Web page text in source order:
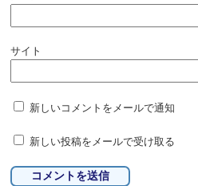
サイト
新しいコメントをメールで通知
新しい投稿をメールで受け取る